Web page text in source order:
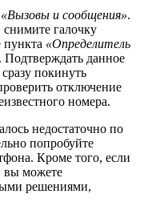
«Вызовы и сообщения».
галочку
пункта «Определитель
данное
покинуть
отключение
номера.
недостаточно по
попробуйте
Кроме того, если
вы можете
решениями,